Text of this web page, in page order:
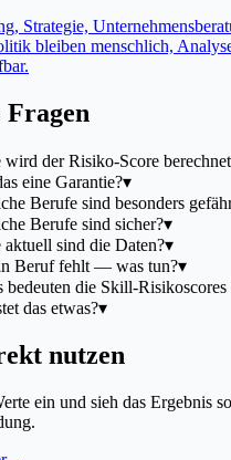
Strategie,
bleiben menschlich,
wird der Risiko-Score
eine Garantie?▾
Berufe sind besonders
Berufe sind sicher?▾
aktuell sind die Daten?▾
Beruf fehlt — was tun?▾
bedeuten die Skill-Risikoscores
das etwas?▾
nutzen
ein und sieh das Ergebnis